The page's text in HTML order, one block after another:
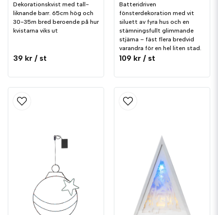
Dekorationskvist med tall-
liknande barr. 65cm hög och
30-35m bred beroende på hur
kvistarna viks ut
39 kr / st
Batteridriven
fönsterdekoration med vit
siluett av fyra hus och en
stämningsfullt glimmande
stjärna – fäst flera bredvid
varandra för en hel liten stad.
109 kr / st